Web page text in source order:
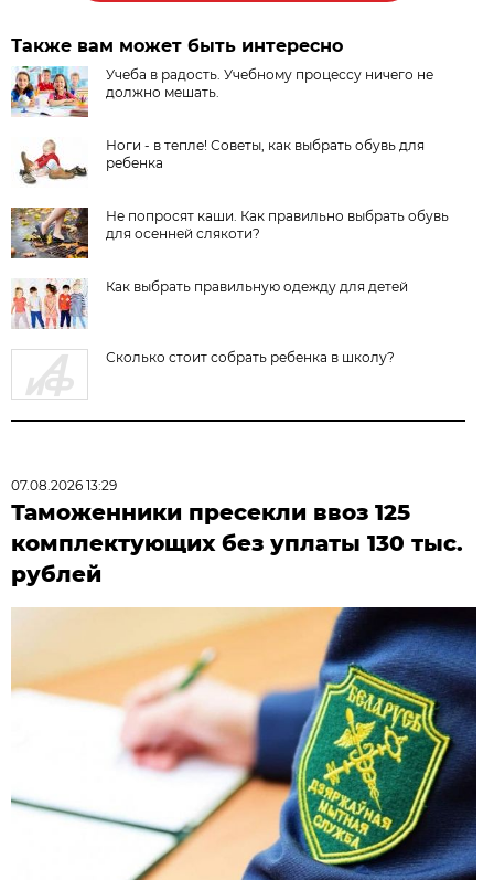
Также вам может быть интересно
Учеба в радость. Учебному процессу ничего не
должно мешать.
Ноги - в тепле! Советы, как выбрать обувь для
ребенка
Не попросят каши. Как правильно выбрать обувь
для осенней слякоти?
Как выбрать правильную одежду для детей
Сколько стоит собрать ребенка в школу?
07.08.2026 13:29
Таможенники пресекли ввоз 125
комплектующих без уплаты 130 тыс.
рублей